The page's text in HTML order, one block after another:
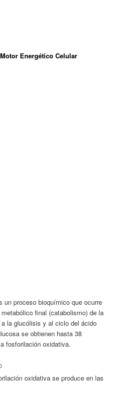
Energético Celular
un proceso bioquímico que ocurre
final (catabolismo) de la
la glucólisis y al ciclo del ácido
se obtienen hasta 38
fosforilación oxidativa.
oxidativa se produce en las